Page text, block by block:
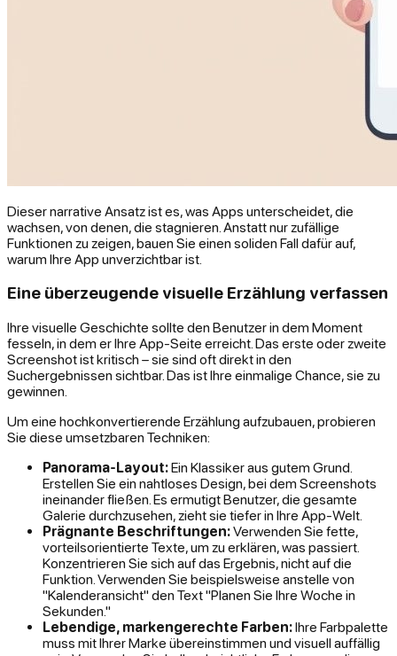
Dieser narrative Ansatz ist es, was Apps unterscheidet, die
wachsen, von denen, die stagnieren. Anstatt nur zufällige
Funktionen zu zeigen, bauen Sie einen soliden Fall dafür auf,
warum Ihre App unverzichtbar ist.
Eine überzeugende visuelle Erzählung verfassen
Ihre visuelle Geschichte sollte den Benutzer in dem Moment
fesseln, in dem er Ihre App-Seite erreicht. Das erste oder zweite
Screenshot ist kritisch – sie sind oft direkt in den
Suchergebnissen sichtbar. Das ist Ihre einmalige Chance, sie zu
gewinnen.
Um eine hochkonvertierende Erzählung aufzubauen, probieren
Sie diese umsetzbaren Techniken:
Panorama-Layout:Ein Klassiker aus gutem Grund.
Erstellen Sie ein nahtloses Design, bei dem Screenshots
ineinander fließen. Es ermutigt Benutzer, die gesamte
Galerie durchzusehen, zieht sie tiefer in Ihre App-Welt.
Prägnante Beschriftungen:Verwenden Sie fette,
vorteilsorientierte Texte, um zu erklären, was passiert.
Konzentrieren Sie sich auf das Ergebnis, nicht auf die
Funktion. Verwenden Sie beispielsweise anstelle von
"Kalenderansicht" den Text "Planen Sie Ihre Woche in
Sekunden."
Lebendige, markengerechte Farben:Ihre Farbpalette
muss mit Ihrer Marke übereinstimmen und visuell auffällig